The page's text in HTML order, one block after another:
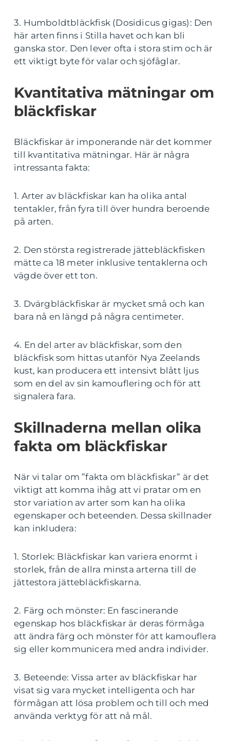
3. Humboldtbläckfisk (Dosidicus gigas): Den
här arten finns i Stilla havet och kan bli
ganska stor. Den lever ofta i stora stim och är
ett viktigt byte för valar och sjöfåglar.
Kvantitativa mätningar om
bläckfiskar
Bläckfiskar är imponerande när det kommer
till kvantitativa mätningar. Här är några
intressanta fakta:
1. Arter av bläckfiskar kan ha olika antal
tentakler, från fyra till över hundra beroende
på arten.
2. Den största registrerade jättebläckfisken
mätte ca 18 meter inklusive tentaklerna och
vägde över ett ton.
3. Dvärgbläckfiskar är mycket små och kan
bara nå en längd på några centimeter.
4. En del arter av bläckfiskar, som den
bläckfisk som hittas utanför Nya Zeelands
kust, kan producera ett intensivt blått ljus
som en del av sin kamouflering och för att
signalera fara.
Skillnaderna mellan olika
fakta om bläckfiskar
När vi talar om ”fakta om bläckfiskar” är det
viktigt att komma ihåg att vi pratar om en
stor variation av arter som kan ha olika
egenskaper och beteenden. Dessa skillnader
kan inkludera:
1. Storlek: Bläckfiskar kan variera enormt i
storlek, från de allra minsta arterna till de
jättestora jättebläckfiskarna.
2. Färg och mönster: En fascinerande
egenskap hos bläckfiskar är deras förmåga
att ändra färg och mönster för att kamouflera
sig eller kommunicera med andra individer.
3. Beteende: Vissa arter av bläckfiskar har
visat sig vara mycket intelligenta och har
förmågan att lösa problem och till och med
använda verktyg för att nå mål.